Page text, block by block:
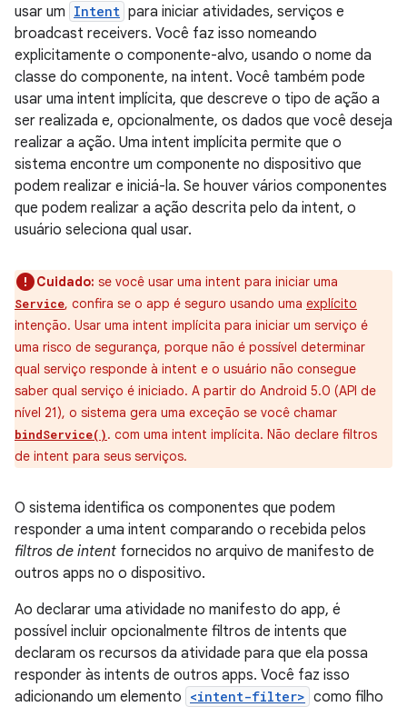
usar um Intent para iniciar atividades, serviços e
broadcast receivers. Você faz isso nomeando
explicitamente o componente-alvo, usando o nome da
classe do componente, na intent. Você também pode
usar uma intent implícita, que descreve o tipo de ação a
ser realizada e, opcionalmente, os dados que você deseja
realizar a ação. Uma intent implícita permite que o
sistema encontre um componente no dispositivo que
podem realizar e iniciá-la. Se houver vários componentes
que podem realizar a ação descrita pelo da intent, o
usuário seleciona qual usar.
Cuidado: se você usar uma intent para iniciar uma
Service, confira se o app é seguro usando uma explícito
intenção. Usar uma intent implícita para iniciar um serviço é
uma risco de segurança, porque não é possível determinar
qual serviço responde à intent e o usuário não consegue
saber qual serviço é iniciado. A partir do Android 5.0 (API de
nível 21), o sistema gera uma exceção se você chamar
bindService(). com uma intent implícita. Não declare filtros
de intent para seus serviços.
O sistema identifica os componentes que podem
responder a uma intent comparando o recebida pelos
filtros de intent fornecidos no arquivo de manifesto de
outros apps no o dispositivo.
Ao declarar uma atividade no manifesto do app, é
possível incluir opcionalmente filtros de intents que
declaram os recursos da atividade para que ela possa
responder às intents de outros apps. Você faz isso
adicionando um elemento <intent-filter> como filho